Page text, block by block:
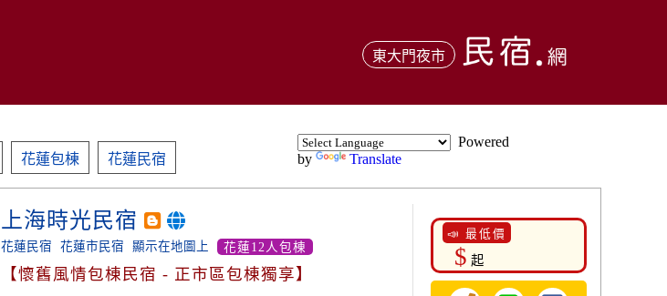
東大門夜市
花蓮包棟 花蓮民宿
Powered
by
Translate
上海時光民宿
花蓮民宿 花蓮市民宿 顯示在地圖上 花蓮12人包棟
【懷舊風情包棟民宿 - 正市區包棟獨享】
📣 最低價
$ 起